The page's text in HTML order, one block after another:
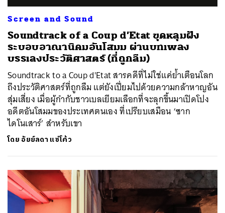
Screen and Sound
Soundtrack of a Coup d’Etat ขุดหลุมฝัง
ระบอบอาณานิคมอันโสมม ผ่านบทเพลง
บรรเลงประวัติศาสตร์ (ที่ถูกลืม)
Soundtrack to a Coup d'Etat สารคดีที่ไม่ใช่แค่ย้ำเตือนโลก
ถึงประวัติศาสตร์ที่ถูกลืม แต่ยังเปี่ยมไปด้วยความกล้าหาญอัน
สุ่มเสี่ยง เมื่อผู้กำกับชาวเบลเยียมเลือกที่จะลุกขึ้นมาเปิดโปง
อดีตอันโสมมของประเทศตนเอง ที่เปรียบเสมือน ‘ซาก
ไดโนเสาร์’ สำหรับเขา
โดย อัยย์ลดา แซ่โค้ว